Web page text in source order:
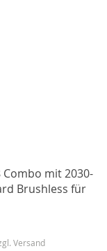
Combo mit 2030-
Brushless für
Versand